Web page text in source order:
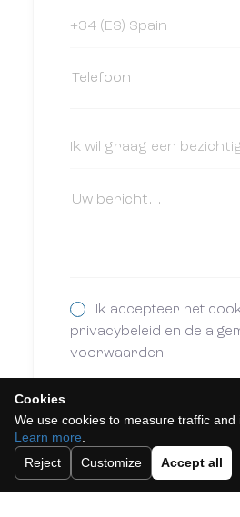
Ik accepteer het
privacybeleid en de
voorwaarden.
Versturen
Cookies
We use cookies to measure traffic and
Learn more
Reject
Customize Accept all